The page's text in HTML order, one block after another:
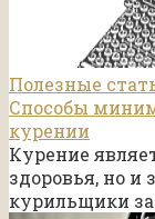
Полезные
Способы
курении
Курение
здоровья, но и
курильщики